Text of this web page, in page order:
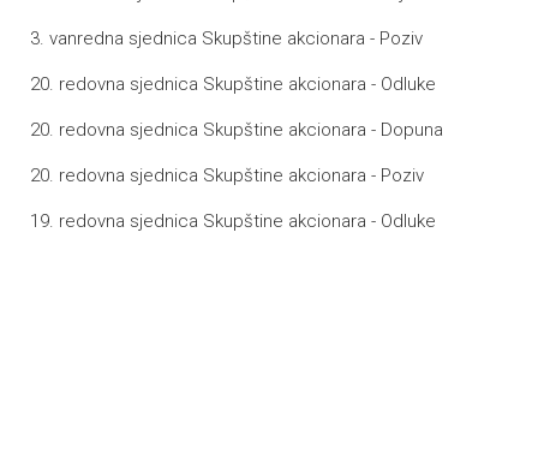
3. vanredna sjednica Skupštine akcionara - Poziv
20. redovna sjednica Skupštine akcionara - Odluke
20. redovna sjednica Skupštine akcionara - Dopuna
20. redovna sjednica Skupštine akcionara - Poziv
19. redovna sjednica Skupštine akcionara - Odluke